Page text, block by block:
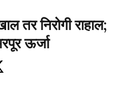
तर निरोगी राहाल;
ऊर्जा